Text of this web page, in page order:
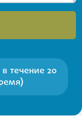
течение 20